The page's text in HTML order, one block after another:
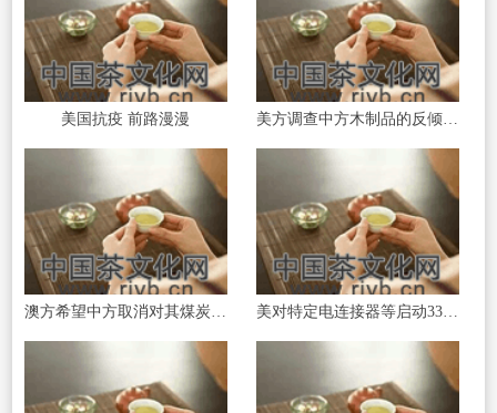
美国抗疫 前路漫漫 美方调查中方木制品的反倾销等问题 商务
澳方希望中方取消对其煤炭进口的禁令 美对特定电连接器等启动337调查 商务部：